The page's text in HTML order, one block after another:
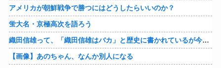
アメリカが朝鮮戦争で勝つにはどうしたらいいのか？
蛍大名・京極高次を語ろう
織田信雄って、「織田信雄はバカ」と歴史に書かれているが今まで家が残っているんでバカではないよな？
【画像】あのちゃん、なんか別人になる